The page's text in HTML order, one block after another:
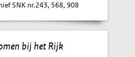
SNK nr.243, 568, 908
bij het Rijk